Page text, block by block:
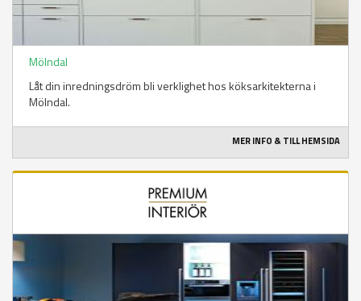
Mölndal
Låt din inredningsdröm bli verklighet hos köksarkitekterna i
Mölndal.
MER INFO & TILL HEMSIDA